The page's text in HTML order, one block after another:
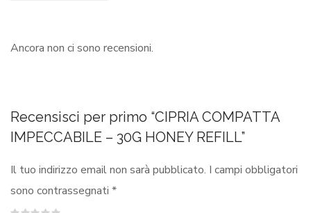
Ancora non ci sono recensioni.
Recensisci per primo “CIPRIA COMPATTA
IMPECCABILE – 30G HONEY REFILL”
Il tuo indirizzo email non sarà pubblicato. I campi obbligatori
sono contrassegnati *